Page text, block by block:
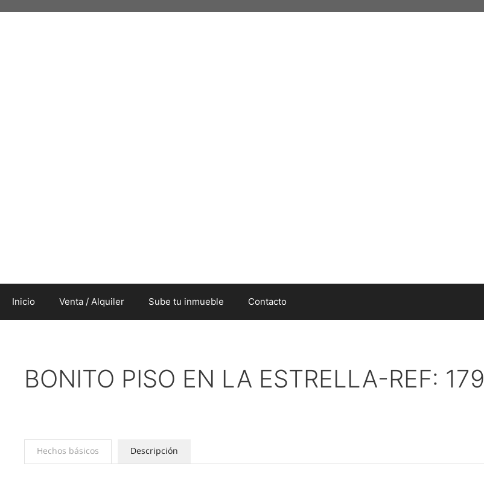
Inicio Venta / Alquiler Sube tu inmueble Contacto
BONITO PISO EN LA ESTRELLA-REF: 179
Hechos básicos Descripción